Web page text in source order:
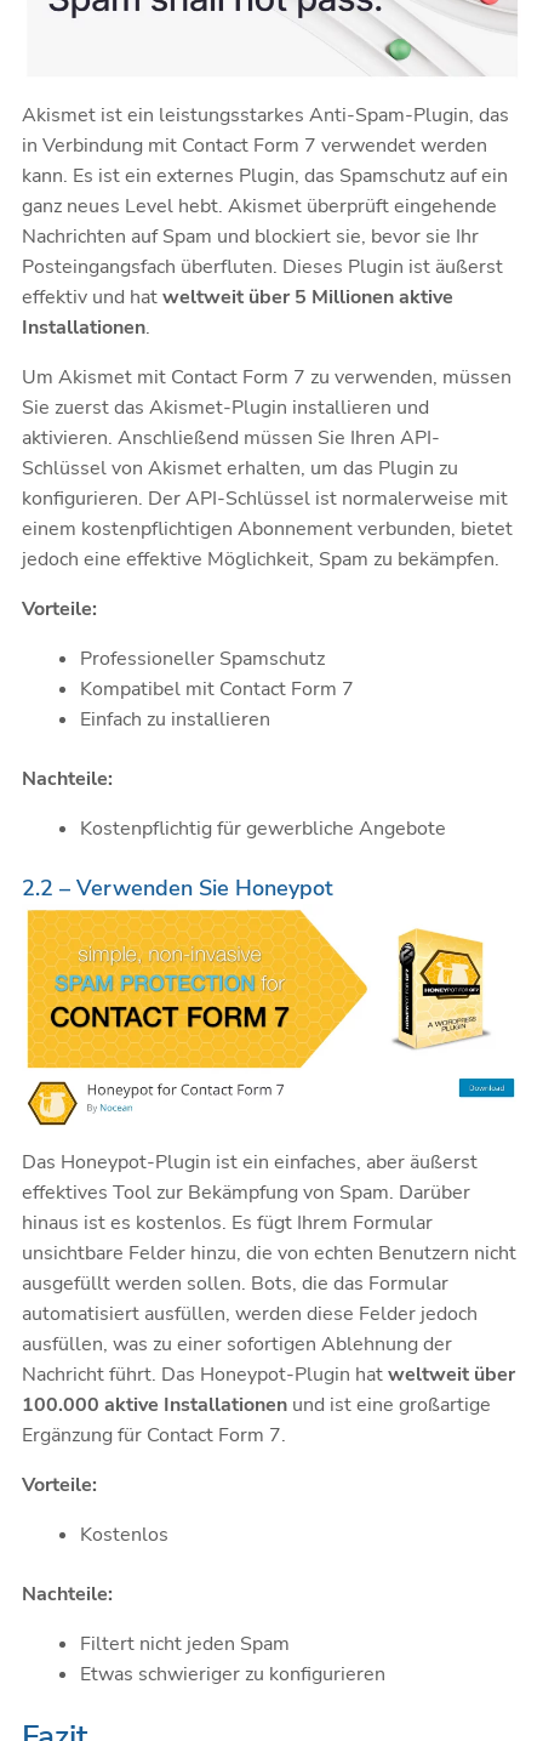
Akismet ist ein leistungsstarkes Anti-Spam-Plugin, das
in Verbindung mit Contact Form 7 verwendet werden
kann. Es ist ein externes Plugin, das Spamschutz auf ein
ganz neues Level hebt. Akismet überprüft eingehende
Nachrichten auf Spam und blockiert sie, bevor sie Ihr
Posteingangsfach überfluten. Dieses Plugin ist äußerst
effektiv und hatweltweit über 5 Millionen aktive
Installationen.
Um Akismet mit Contact Form 7 zu verwenden, müssen
Sie zuerst das Akismet-Plugin installieren und
aktivieren. Anschließend müssen Sie Ihren API-
Schlüssel von Akismet erhalten, um das Plugin zu
konfigurieren. Der API-Schlüssel ist normalerweise mit
einem kostenpflichtigen Abonnement verbunden, bietet
jedoch eine effektive Möglichkeit, Spam zu bekämpfen.
Vorteile:
Professioneller Spamschutz
Kompatibel mit Contact Form 7
Einfach zu installieren
Nachteile:
Kostenpflichtig für gewerbliche Angebote
2.2 – Verwenden Sie Honeypot
Das Honeypot-Plugin ist ein einfaches, aber äußerst
effektives Tool zur Bekämpfung von Spam. Darüber
hinaus ist es kostenlos. Es fügt Ihrem Formular
unsichtbare Felder hinzu, die von echten Benutzern nicht
ausgefüllt werden sollen. Bots, die das Formular
automatisiert ausfüllen, werden diese Felder jedoch
ausfüllen, was zu einer sofortigen Ablehnung der
Nachricht führt. Das Honeypot-Plugin hatweltweit über
100.000 aktive Installationen und ist eine großartige
Ergänzung für Contact Form 7.
Vorteile:
Kostenlos
Nachteile:
Filtert nicht jeden Spam
Etwas schwieriger zu konfigurieren